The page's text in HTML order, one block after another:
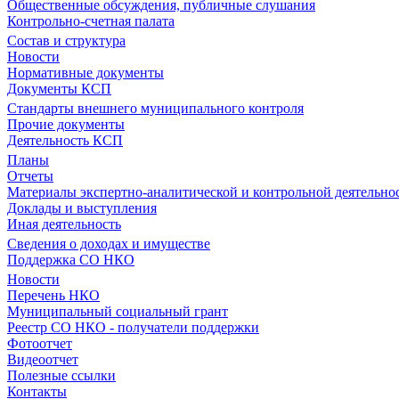
Общественные обсуждения, публичные слушания
Контрольно-счетная палата
Состав и структура
Новости
Нормативные документы
Документы КСП
Стандарты внешнего муниципального контроля
Прочие документы
Деятельность КСП
Планы
Отчеты
Материалы экспертно-аналитической и контрольной
Доклады и выступления
Иная деятельность
Сведения о доходах и имуществе
Поддержка СО НКО
Новости
Перечень НКО
Муниципальный социальный грант
Реестр СО НКО - получатели поддержки
Фотоотчет
Видеоотчет
Полезные ссылки
Контакты